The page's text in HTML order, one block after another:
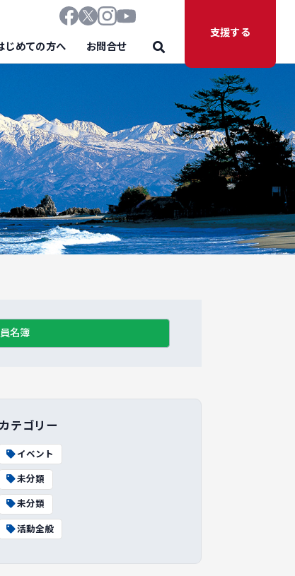
じめての方へ お問合せ
支援する
名簿
カテゴリー
イベント
未分類
未分類
活動全般